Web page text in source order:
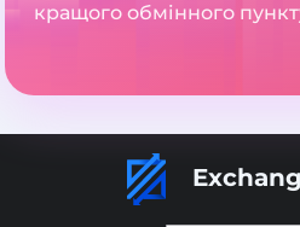
кращого обмінного